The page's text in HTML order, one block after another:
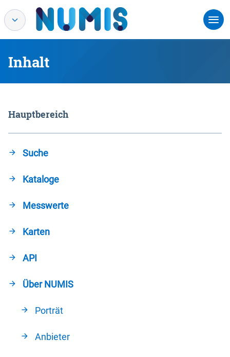
Inhalt
Hauptbereich
Suche
Kataloge
Messwerte
Karten
API
Über NUMIS
Porträt
Anbieter